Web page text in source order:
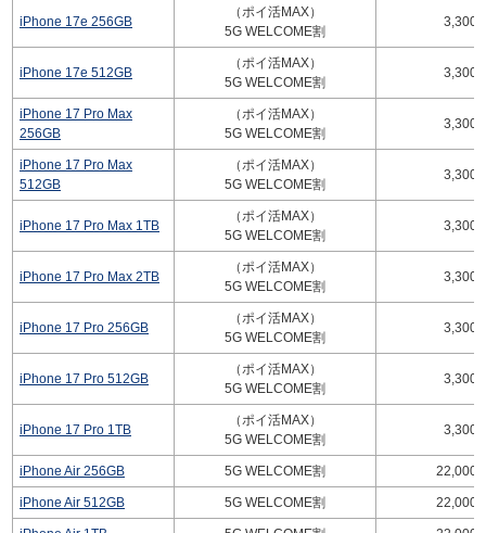
iPhone 17e 256GB
（ポイ活MAX）
5G WELCOME割
3,300
iPhone 17e 512GB
（ポイ活MAX）
5G WELCOME割
3,300
iPhone 17 Pro Max
256GB
（ポイ活MAX）
5G WELCOME割
3,300
iPhone 17 Pro Max
512GB
（ポイ活MAX）
5G WELCOME割
3,300
iPhone 17 Pro Max 1TB
（ポイ活MAX）
5G WELCOME割
3,300
iPhone 17 Pro Max 2TB
（ポイ活MAX）
5G WELCOME割
3,300
iPhone 17 Pro 256GB
（ポイ活MAX）
5G WELCOME割
3,300
iPhone 17 Pro 512GB
（ポイ活MAX）
5G WELCOME割
3,300
iPhone 17 Pro 1TB
（ポイ活MAX）
5G WELCOME割
3,300
iPhone Air 256GB 5G WELCOME割 22,000
iPhone Air 512GB 5G WELCOME割 22,000